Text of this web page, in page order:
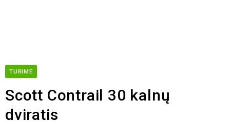
TURIME
Scott Contrail 30 kalnų
dviratis